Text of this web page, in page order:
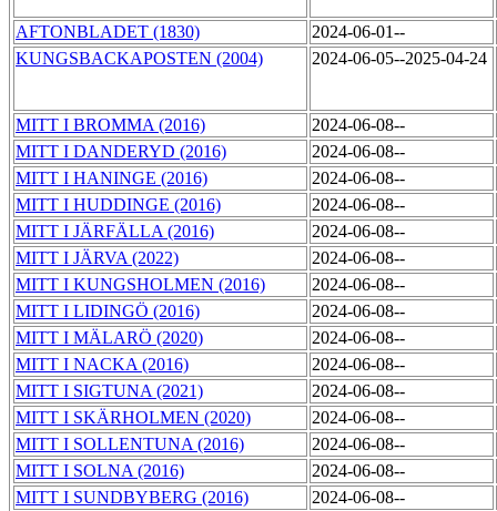
AFTONBLADET (1830)
2024-06-01--
KUNGSBACKAPOSTEN (2004)
2024-06-05--2025-04-24
MITT I BROMMA (2016)
2024-06-08--
MITT I DANDERYD (2016)
2024-06-08--
MITT I HANINGE (2016)
2024-06-08--
MITT I HUDDINGE (2016)
2024-06-08--
MITT I JÄRFÄLLA (2016)
2024-06-08--
MITT I JÄRVA (2022)
2024-06-08--
MITT I KUNGSHOLMEN (2016)
2024-06-08--
MITT I LIDINGÖ (2016)
2024-06-08--
MITT I MÄLARÖ (2020)
2024-06-08--
MITT I NACKA (2016)
2024-06-08--
MITT I SIGTUNA (2021)
2024-06-08--
MITT I SKÄRHOLMEN (2020)
2024-06-08--
MITT I SOLLENTUNA (2016)
2024-06-08--
MITT I SOLNA (2016)
2024-06-08--
MITT I SUNDBYBERG (2016)
2024-06-08--